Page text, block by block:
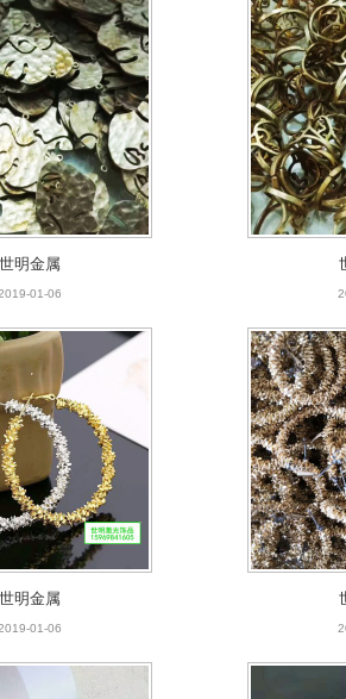
世明金属
01-06
世明金属
01-06